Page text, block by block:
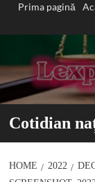
Prima pagină
Cotidian
HOME 2022